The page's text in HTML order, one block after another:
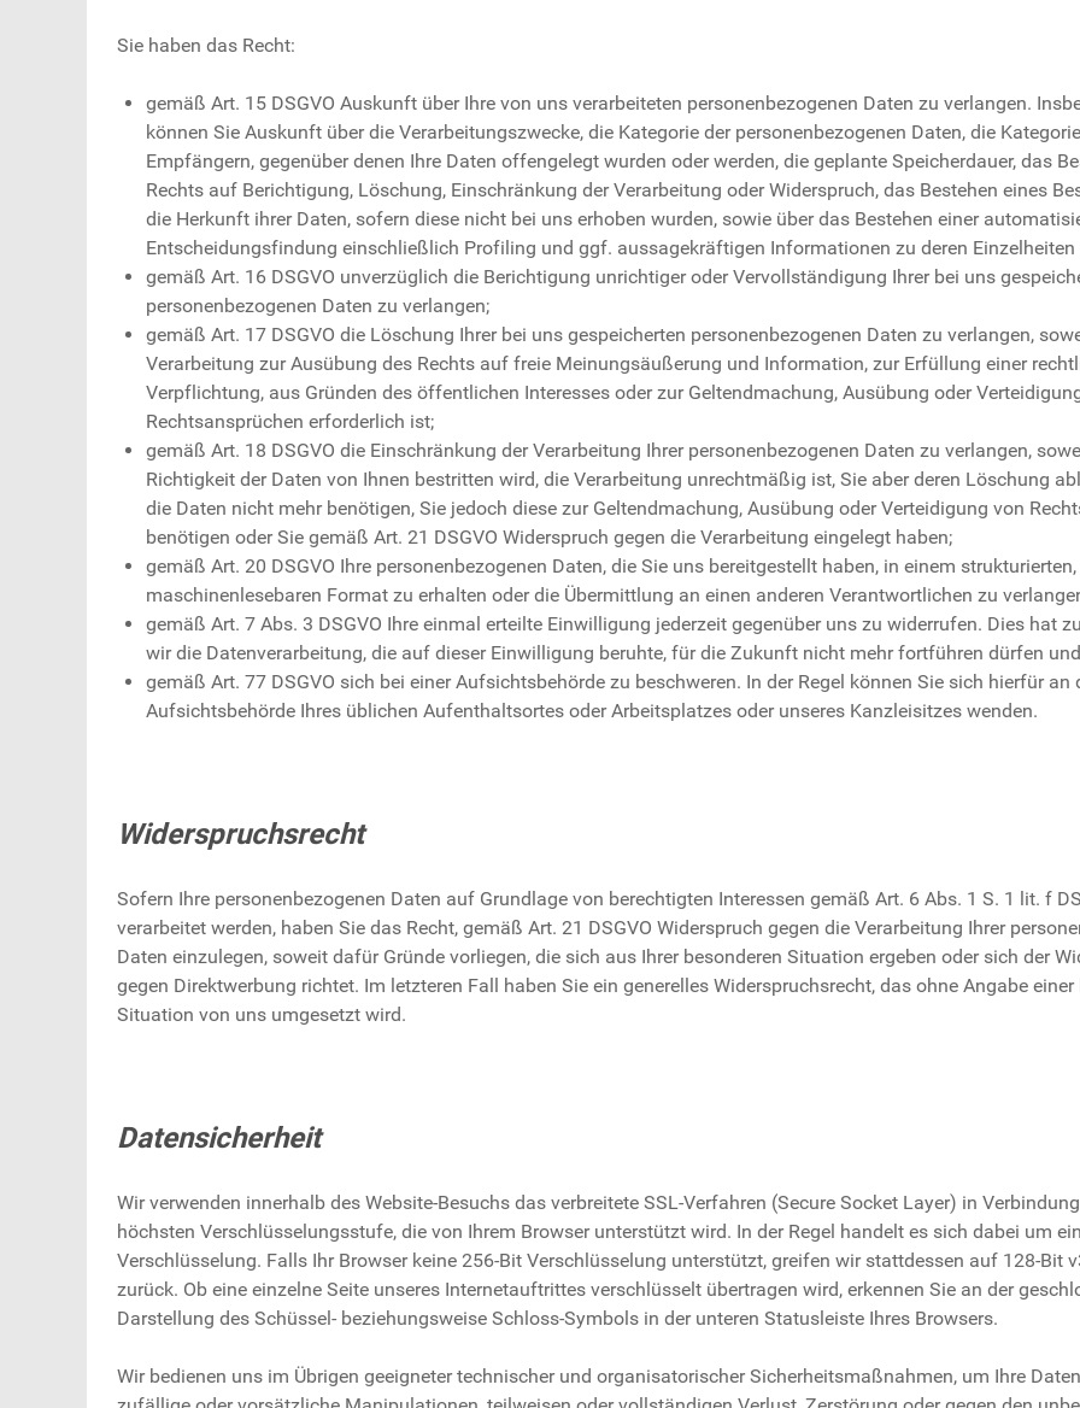
Sie haben das Recht:
gemäß Art. 15 DSGVO Auskunft über Ihre von uns verarbeiteten personenbezogenen Daten zu verlangen.
können Sie Auskunft über die Verarbeitungszwecke, die Kategorie der personenbezogenen Daten, die
Empfängern, gegenüber denen Ihre Daten offengelegt wurden oder werden, die geplante Speicherdauer, das
Rechts auf Berichtigung, Löschung, Einschränkung der Verarbeitung oder Widerspruch, das Bestehen eines
die Herkunft ihrer Daten, sofern diese nicht bei uns erhoben wurden, sowie über das Bestehen einer
Entscheidungsfindung einschließlich Profiling und ggf. aussagekräftigen Informationen zu deren Einzelheiten
gemäß Art. 16 DSGVO unverzüglich die Berichtigung unrichtiger oder Vervollständigung Ihrer bei uns
personenbezogenen Daten zu verlangen;
gemäß Art. 17 DSGVO die Löschung Ihrer bei uns gespeicherten personenbezogenen Daten zu verlangen,
Verarbeitung zur Ausübung des Rechts auf freie Meinungsäußerung und Information, zur Erfüllung einer
Verpflichtung, aus Gründen des öffentlichen Interesses oder zur Geltendmachung, Ausübung oder
Rechtsansprüchen erforderlich ist;
gemäß Art. 18 DSGVO die Einschränkung der Verarbeitung Ihrer personenbezogenen Daten zu verlangen,
Richtigkeit der Daten von Ihnen bestritten wird, die Verarbeitung unrechtmäßig ist, Sie aber deren Löschung
die Daten nicht mehr benötigen, Sie jedoch diese zur Geltendmachung, Ausübung oder Verteidigung von
benötigen oder Sie gemäß Art. 21 DSGVO Widerspruch gegen die Verarbeitung eingelegt haben;
gemäß Art. 20 DSGVO Ihre personenbezogenen Daten, die Sie uns bereitgestellt haben, in einem
maschinenlesebaren Format zu erhalten oder die Übermittlung an einen anderen Verantwortlichen zu
gemäß Art. 7 Abs. 3 DSGVO Ihre einmal erteilte Einwilligung jederzeit gegenüber uns zu widerrufen. Dies hat
wir die Datenverarbeitung, die auf dieser Einwilligung beruhte, für die Zukunft nicht mehr fortführen dürfen und
gemäß Art. 77 DSGVO sich bei einer Aufsichtsbehörde zu beschweren. In der Regel können Sie sich hierfür an
Aufsichtsbehörde Ihres üblichen Aufenthaltsortes oder Arbeitsplatzes oder unseres Kanzleisitzes wenden.
Widerspruchsrecht
Sofern Ihre personenbezogenen Daten auf Grundlage von berechtigten Interessen gemäß Art. 6 Abs. 1 S. 1 lit. f
verarbeitet werden, haben Sie das Recht, gemäß Art. 21 DSGVO Widerspruch gegen die Verarbeitung Ihrer
Daten einzulegen, soweit dafür Gründe vorliegen, die sich aus Ihrer besonderen Situation ergeben oder sich der
gegen Direktwerbung richtet. Im letzteren Fall haben Sie ein generelles Widerspruchsrecht, das ohne Angabe einer
Situation von uns umgesetzt wird.
Datensicherheit
Wir verwenden innerhalb des Website-Besuchs das verbreitete SSL-Verfahren (Secure Socket Layer) in
höchsten Verschlüsselungsstufe, die von Ihrem Browser unterstützt wird. In der Regel handelt es sich dabei um
Verschlüsselung. Falls Ihr Browser keine 256-Bit Verschlüsselung unterstützt, greifen wir stattdessen auf 128-Bit
zurück. Ob eine einzelne Seite unseres Internetauftrittes verschlüsselt übertragen wird, erkennen Sie an der
Darstellung des Schüssel- beziehungsweise Schloss-Symbols in der unteren Statusleiste Ihres Browsers.
Wir bedienen uns im Übrigen geeigneter technischer und organisatorischer Sicherheitsmaßnahmen, um Ihre